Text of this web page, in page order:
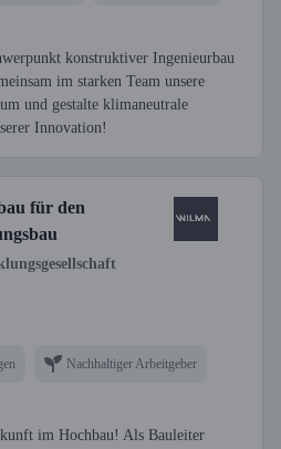
konstruktiver Ingenieurbau
im starken Team unsere
und gestalte klimaneutrale
Innovation!
für den
Nachhaltiger Arbeitgeber
im Hochbau! Als Bauleiter